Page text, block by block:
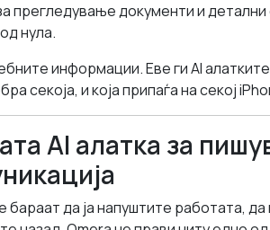
прегледување документи и
нула.
информации. Еве ги AI
секоја, и која припаѓа на секој
AI алатка за
да ја напуштите работата,